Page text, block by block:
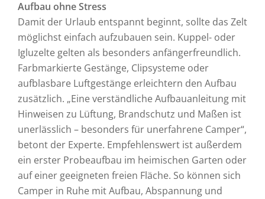
Aufbau ohne Stress
Damit der Urlaub entspannt beginnt, sollte das Zelt
möglichst einfach aufzubauen sein. Kuppel- oder
Igluzelte gelten als besonders anfängerfreundlich.
Farbmarkierte Gestänge, Clipsysteme oder
aufblasbare Luftgestänge erleichtern den Aufbau
zusätzlich. „Eine verständliche Aufbauanleitung mit
Hinweisen zu Lüftung, Brandschutz und Maßen ist
unerlässlich – besonders für unerfahrene Camper“,
betont der Experte. Empfehlenswert ist außerdem
ein erster Probeaufbau im heimischen Garten oder
auf einer geeigneten freien Fläche. So können sich
Camper in Ruhe mit Aufbau, Abspannung und